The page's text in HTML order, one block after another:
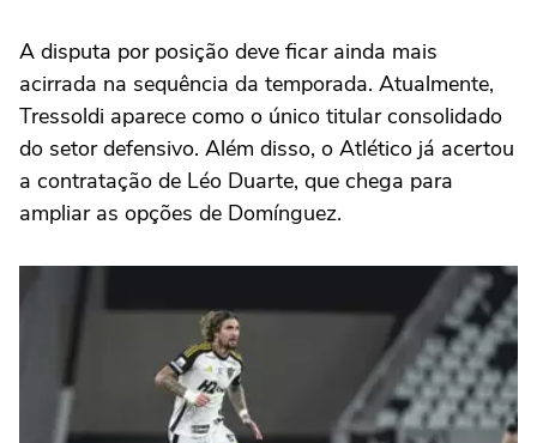
A disputa por posição deve ficar ainda mais
acirrada na sequência da temporada. Atualmente,
Tressoldi aparece como o único titular consolidado
do setor defensivo. Além disso, o Atlético já acertou
a contratação de Léo Duarte, que chega para
ampliar as opções de Domínguez.